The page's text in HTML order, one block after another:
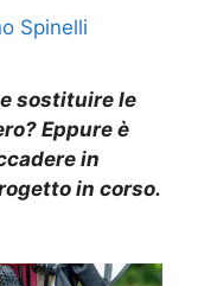
Spinelli
sostituire le
Eppure è
in
in corso.